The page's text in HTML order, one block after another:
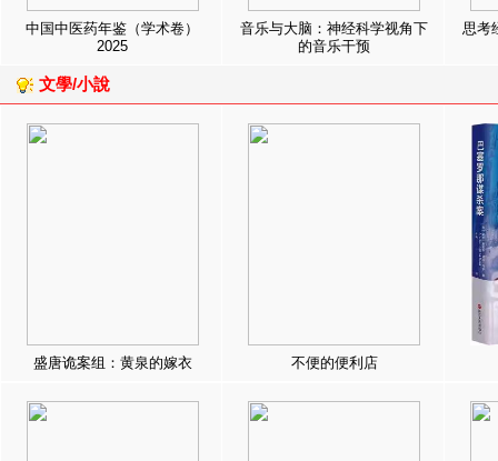
中国中医药年鉴（学术卷）
2025
音乐与大脑：神经科学视角下
的音乐干预
思考
文學/小說
盛唐诡案组：黄泉的嫁衣 不便的便利店